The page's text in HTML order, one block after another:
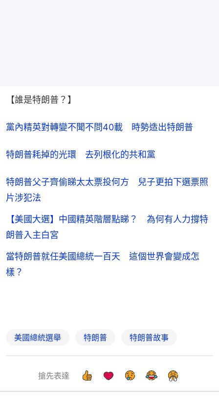
【誰是特朗普？】
黨內精英對轉變不聞不問40載　時勢造出特朗普
特朗普耗掉的光環　去列根化的共和黨
特朗普父子齊偷睇太太票投何方 兒子更拍下選票照
片涉犯法
【美國大選】中國精英階層點睇？ 為何有人力撐特
朗普入主白宮
當特朗普就任美國總統一百天 這個世界會變成怎
樣？
美國總統選舉 特朗普 特朗普故事
搶先表達